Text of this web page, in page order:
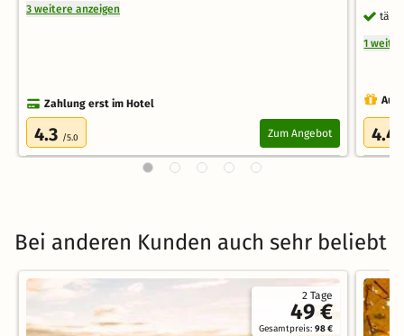
3 weitere anzeigen
Zahlung erst im Hotel
4.3 /5.0 Zum Angebot
1
4.4
Bei anderen Kunden auch sehr beliebt
2 Tage
49 €
Gesamtpreis:98 €